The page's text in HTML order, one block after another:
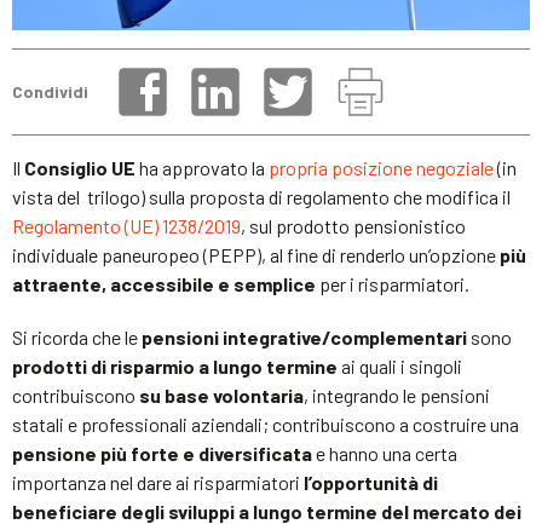
Condividi
Il Consiglio UE ha approvato la propria posizione negoziale(in
vista del trilogo) sulla proposta di regolamento che modifica il
Regolamento (UE) 1238/2019, sul prodotto pensionistico
individuale paneuropeo (PEPP), al fine di renderlo un’opzione più
attraente, accessibile e semplice per i risparmiatori.
Si ricorda che le pensioni integrative/complementari sono
prodotti di risparmio a lungo termine ai quali i singoli
contribuiscono su base volontaria, integrando le pensioni
statali e professionali aziendali; contribuiscono a costruire una
pensione più forte e diversificatae hanno una certa
importanza nel dare ai risparmiatori l’opportunità di
beneficiare degli sviluppi a lungo termine del mercato dei